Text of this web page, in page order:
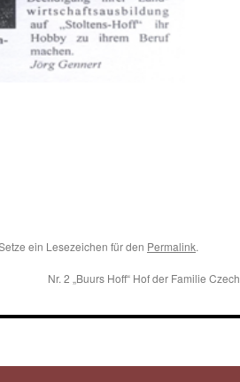
ein Lesezeichen für den Permalink.
Nr. 2 „Buurs Hoff“ Hof der Familie Czech